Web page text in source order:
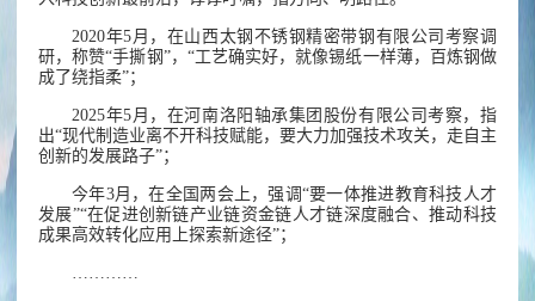
2020年5月，在山西太钢不锈钢精密带钢有限公司考察调
研，称赞“手撕钢”，“工艺确实好，就像锡纸一样薄，百炼钢做
成了绕指柔”；
2025年5月，在河南洛阳轴承集团股份有限公司考察，指
出“现代制造业离不开科技赋能，要大力加强技术攻关，走自主
创新的发展路子”；
今年3月，在全国两会上，强调“要一体推进教育科技人才
发展”“在促进创新链产业链资金链人才链深度融合、推动科技
成果高效转化应用上探索新途径”；
…………